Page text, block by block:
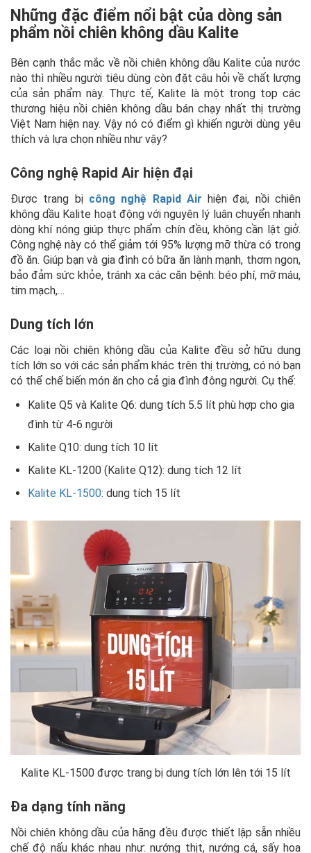
Những đặc điểm nổi bật của dòng sản
phẩm nồi chiên không dầu Kalite
Bên cạnh thắc mắc về nồi chiên không dầu Kalite của nước
nào thì nhiều người tiêu dùng còn đặt câu hỏi về chất lượng
của sản phẩm này. Thực tế, Kalite là một trong top các
thương hiệu nồi chiên không dầu bán chạy nhất thị trường
Việt Nam hiện nay. Vậy nó có điểm gì khiến người dùng yêu
thích và lựa chọn nhiều như vậy?
Công nghệ Rapid Air hiện đại
Được trang bị công nghệ Rapid Air hiện đại, nồi chiên
không dầu Kalite hoạt động với nguyên lý luân chuyển nhanh
dòng khí nóng giúp thực phẩm chín đều, không cần lật giở.
Công nghệ này có thể giảm tới 95% lượng mỡ thừa có trong
đồ ăn. Giúp bạn và gia đình có bữa ăn lành mạnh, thơm ngon,
bảo đảm sức khỏe, tránh xa các căn bệnh: béo phí, mỡ máu,
tim mạch,…
Dung tích lớn
Các loại nồi chiên không dầu của Kalite đều sở hữu dung
tích lớn so với các sản phẩm khác trên thị trường, có nó bạn
có thể chế biến món ăn cho cả gia đình đông người. Cụ thể:
Kalite Q5 và Kalite Q6: dung tích 5.5 lít phù hợp cho gia
đình từ 4-6 người
Kalite Q10: dung tích 10 lít
Kalite KL-1200 (Kalite Q12): dung tích 12 lít
Kalite KL-1500: dung tích 15 lít
Kalite KL-1500 được trang bị dung tích lớn lên tới 15 lít
Đa dạng tính năng
Nồi chiên không dầu của hãng đều được thiết lập sẵn nhiều
chế độ nấu khác nhau như: nướng thịt, nướng cá, sấy hoa